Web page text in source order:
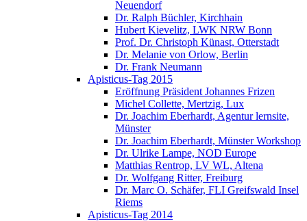
Neuendorf
Dr. Ralph Büchler, Kirchhain
Hubert Kievelitz, LWK NRW Bonn
Prof. Dr. Christoph Künast, Otterstadt
Dr. Melanie von Orlow, Berlin
Dr. Frank Neumann
Apisticus-Tag 2015
Eröffnung Präsident Johannes Frizen
Michel Collette, Mertzig, Lux
Dr. Joachim Eberhardt, Agentur lernsite,
Münster
Dr. Joachim Eberhardt, Münster Workshop
Dr. Ulrike Lampe, NOD Europe
Matthias Rentrop, LV WL, Altena
Dr. Wolfgang Ritter, Freiburg
Dr. Marc O. Schäfer, FLI Greifswald Insel
Riems
Apisticus-Tag 2014